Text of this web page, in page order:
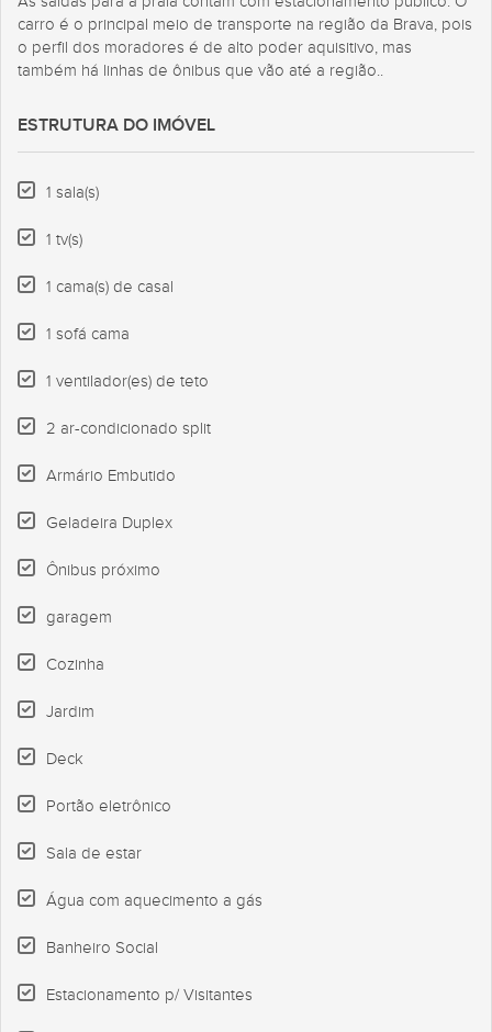
carro é o principal meio de transporte na região da Brava, pois
o perfil dos moradores é de alto poder aquisitivo, mas
também há linhas de ônibus que vão até a região..
ESTRUTURA DO IMÓVEL
1 sala(s)
1 tv(s)
1 cama(s) de casal
1 sofá cama
1 ventilador(es) de teto
2 ar-condicionado split
Armário Embutido
Geladeira Duplex
Ônibus próximo
garagem
Cozinha
Jardim
Deck
Portão eletrônico
Sala de estar
Água com aquecimento a gás
Banheiro Social
Estacionamento p/ Visitantes